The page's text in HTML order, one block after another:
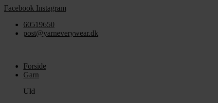
Videre
indhold
Facebook Instagram
60519650
post@yarneverywear.dk
Forside
Garn
Uld